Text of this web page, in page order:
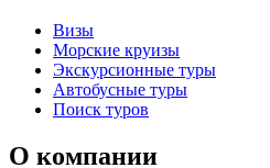
Визы
Морские круизы
Экскурсионные туры
Автобусные туры
Поиск туров
О компании